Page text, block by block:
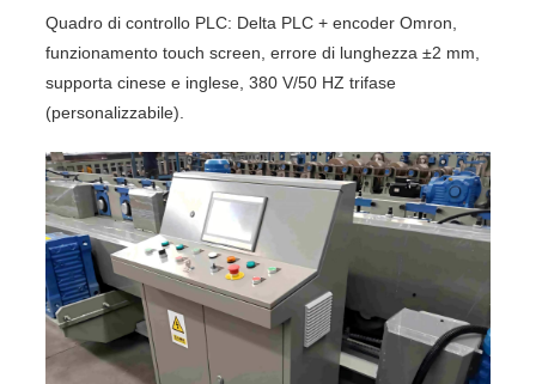
Quadro di controllo PLC: Delta PLC + encoder Omron,
funzionamento touch screen, errore di lunghezza ±2 mm,
supporta cinese e inglese, 380 V/50 HZ trifase
(personalizzabile).